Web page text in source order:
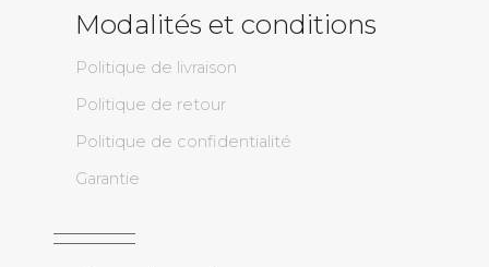
Modalités et conditions
Politique de livraison
Politique de retour
Politique de confidentialité
Garantie